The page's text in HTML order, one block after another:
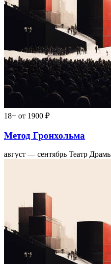
18+ от 1900 ₽
Метод Гронхольма
август — сентябрь Театр